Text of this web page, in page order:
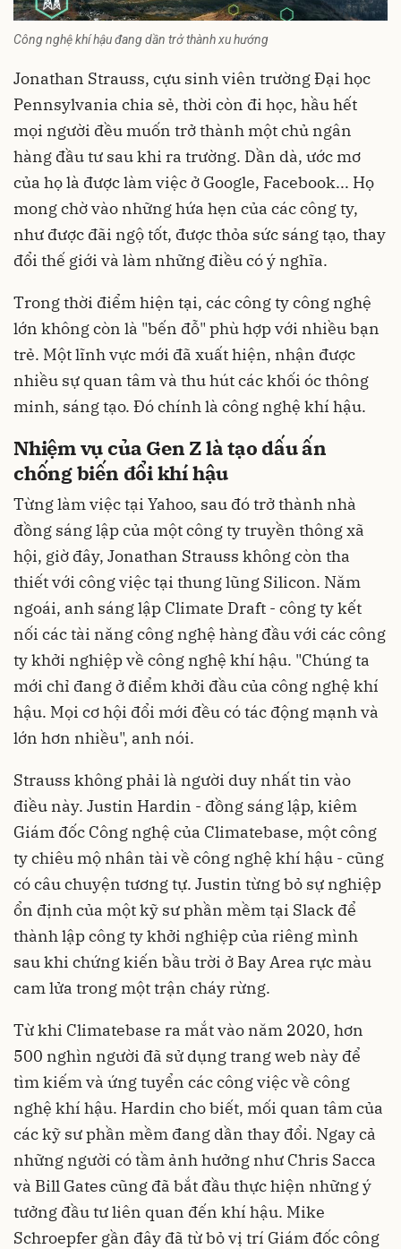
Công nghệ khí hậu đang dần trở thành xu hướng
Jonathan Strauss, cựu sinh viên trường Đại học
Pennsylvania chia sẻ, thời còn đi học, hầu hết
mọi người đều muốn trở thành một chủ ngân
hàng đầu tư sau khi ra trường. Dần dà, ước mơ
của họ là được làm việc ở Google, Facebook... Họ
mong chờ vào những hứa hẹn của các công ty,
như được đãi ngộ tốt, được thỏa sức sáng tạo, thay
đổi thế giới và làm những điều có ý nghĩa.
Trong thời điểm hiện tại, các công ty công nghệ
lớn không còn là "bến đỗ" phù hợp với nhiều bạn
trẻ. Một lĩnh vực mới đã xuất hiện, nhận được
nhiều sự quan tâm và thu hút các khối óc thông
minh, sáng tạo. Đó chính là công nghệ khí hậu.
Nhiệm vụ của Gen Z là tạo dấu ấn
chống biến đổi khí hậu
Từng làm việc tại Yahoo, sau đó trở thành nhà
đồng sáng lập của một công ty truyền thông xã
hội, giờ đây, Jonathan Strauss không còn tha
thiết với công việc tại thung lũng Silicon. Năm
ngoái, anh sáng lập Climate Draft - công ty kết
nối các tài năng công nghệ hàng đầu với các công
ty khởi nghiệp về công nghệ khí hậu. "Chúng ta
mới chỉ đang ở điểm khởi đầu của công nghệ khí
hậu. Mọi cơ hội đổi mới đều có tác động mạnh và
lớn hơn nhiều", anh nói.
Strauss không phải là người duy nhất tin vào
điều này. Justin Hardin - đồng sáng lập, kiêm
Giám đốc Công nghệ của Climatebase, một công
ty chiêu mộ nhân tài về công nghệ khí hậu - cũng
có câu chuyện tương tự. Justin từng bỏ sự nghiệp
ổn định của một kỹ sư phần mềm tại Slack để
thành lập công ty khởi nghiệp của riêng mình
sau khi chứng kiến bầu trời ở Bay Area rực màu
cam lửa trong một trận cháy rừng.
Từ khi Climatebase ra mắt vào năm 2020, hơn
500 nghìn người đã sử dụng trang web này để
tìm kiếm và ứng tuyển các công việc về công
nghệ khí hậu. Hardin cho biết, mối quan tâm của
các kỹ sư phần mềm đang dần thay đổi. Ngay cả
những người có tầm ảnh hưởng như Chris Sacca
và Bill Gates cũng đã bắt đầu thực hiện những ý
tưởng đầu tư liên quan đến khí hậu. Mike
Schroepfer gần đây đã từ bỏ vị trí Giám đốc công